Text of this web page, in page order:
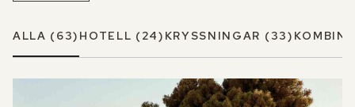
ALLA (63) HOTELL (24) KRYSSNINGAR (33)